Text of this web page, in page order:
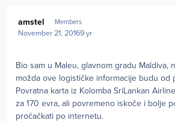
amstel Members
November 21, 20169 yr
Bio sam u Maleu, glavnom gradu Maldiva,
možda ove logističke informacije budu od
Povratna karta iz Kolomba SriLankan
za 170 evra, ali povremeno iskoče i bolje
pročačkati po internetu.